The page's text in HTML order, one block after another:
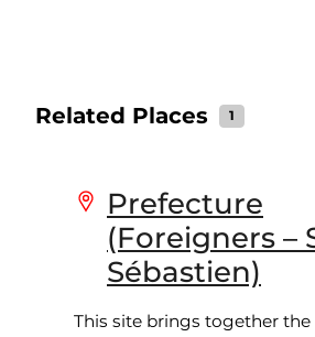
Related Places 1
Prefecture
(Foreigners –
Sébastien)
This site brings together the